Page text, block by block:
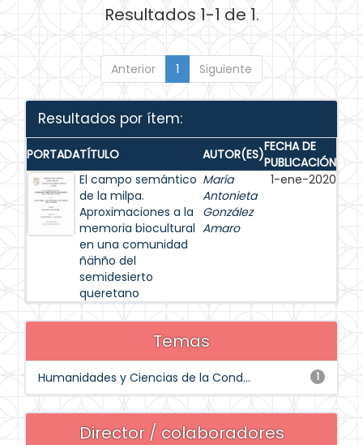
Resultados 1-1 de 1.
Anterior 1 Siguiente
Resultados por ítem:
PORTADATÍTULO AUTOR(ES)FECHA DE
PUBLICACIÓN
El campo semántico
de la milpa.
Aproximaciones a la
memoria biocultural
en una comunidad
ñähño del
semidesierto
queretano
María
Antonieta
González
Amaro
1-ene-2020
Temas
1
Humanidades y Ciencias de la Cond...
Director / colaboradores